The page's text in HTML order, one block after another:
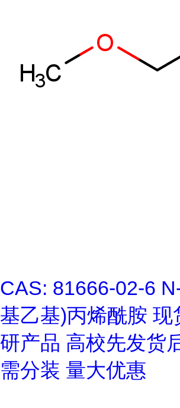
CAS: 81666-02-6
基乙基)丙烯酰胺 现
研产品 高校先发货
需分装 量大优惠